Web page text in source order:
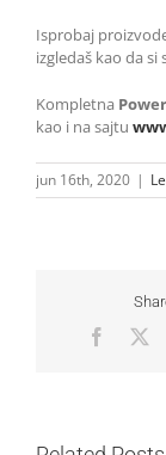
Isprobaj
izgledaš kao da si
Kompletna
kao i na sajtu
jun 16th, 2020 |